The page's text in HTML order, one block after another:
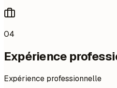
04
Expérience
Expérience professionnelle